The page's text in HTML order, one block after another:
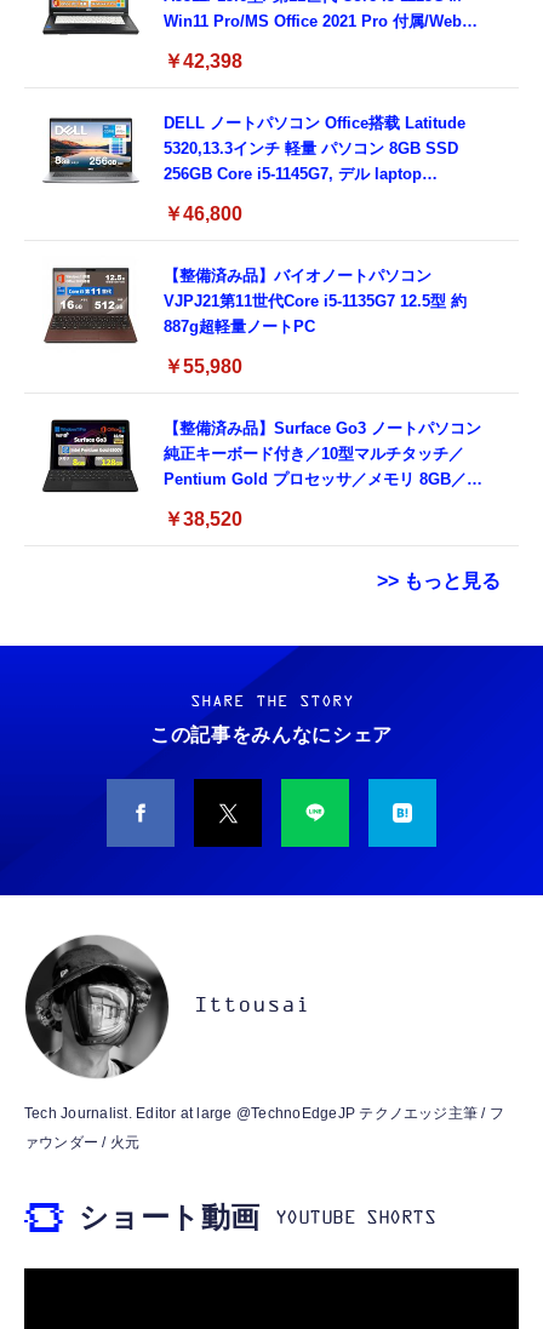
Win11 Pro/MS Office 2021 Pro 付属/Webカ
3.0)/ 有線静音マウス付属/ 180日保証（メモリ
￥42,398
DELL ノートパソコン Office搭载 Latitude
5320,13.3インチ 軽量 パソコン 8GB SSD
256GB Core i5-1145G7, デル laptop
ド付き (整備済み品)
￥46,800
【整備済み品】バイオノートパソコン
VJPJ21第11世代Core i5-1135G7 12.5型 約
887g超軽量ノートPC
￥55,980
【整備済み品】Surface Go3 ノートパソコン
純正キーボード付き／10型マルチタッチ／
Pentium Gold プロセッサ／メモリ 8GB／
Bluetooth5.0／USB-C／1080p顔認証カメラ
￥38,520
>> もっと見る
Grithope イヤホン タイプC【2026新モデル
耐久性】 有線イヤホン マイク付き HiFi音質
ノイズ低減 重低音 遅延なし
￥949
タイプc 寝ホンイヤホン 寝ホン type-c 有線
睡眠用イヤホン 【音質強化バージョン
￥2,199
MFi認証 【ハイレゾ音質】 内蔵DAC 遅延な
し 48ビット/96KHz 音量調節対応
【HIFI音質】iphone イヤホンジャック ライ
￥999
霊界コミュニケーションロボット BAKETAN
WARASHI ばけたん ワラシ 改 KAI
￥5,400
M10SR AIペット（コミュニケーションロボッ
ト）
ット）
￥53,900
霊界コミュニケーションロボット BAKETAN
ジングベース付き ロペット 充電ベース付き
SHARE THE STORY
この記事をみんなにシェア
Ittousai
Tech Journalist. Editor at large @TechnoEdgeJP テクノエッジ主筆 / フ
ァウンダー / 火元
ショート動画